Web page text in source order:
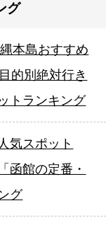
グ
本島おすすめ
的別絶対行き
トランキング
気スポット
函館の定番・
グ